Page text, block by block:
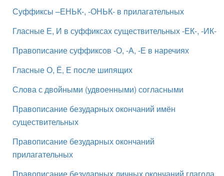
Суффиксы –ЕНЬК-, -ОНЬК- в прилагательных
Гласные Е, И в суффиксах существительных -ЕК-, -ИК-
Правописание суффиксов -О, -А, -Е в наречиях
Гласные О, Ё, Е после шипящих
Слова с двойными (удвоенными) согласными
Правописание безударных окончаний имён
существительных
Правописание безударных окончаний
прилагательных
Правописание безударных личных окончаний глагола